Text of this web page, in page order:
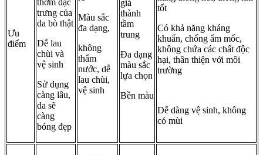
Ưu
điểm
trưng của
da bò thật
Dễ lau
chùi và
vệ sinh
Sử dụng
càng lâu,
da sẽ
càng
bóng đẹp
Màu sắc
đa dạng,
không
thấm
nước, dễ
lau chùi,
vệ sinh
giá
thành
tầm
trung
Đa dạng
màu sắc
lựa chọn
Bền màu
tốt
Có khả năng kháng
khuẩn, chống ẩm mốc,
không chứa các chất độc
hại, thân thiện với môi
trường
Dễ dàng vệ sinh, không
có mùi